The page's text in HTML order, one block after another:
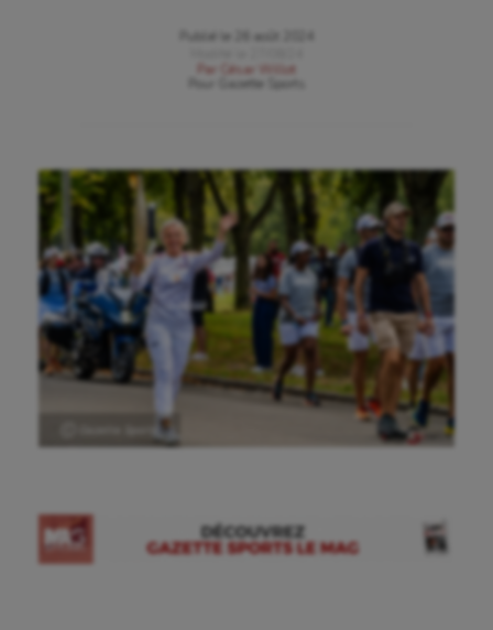
Publié le
26 août 2024
Par
César Willot
Gazette Sports